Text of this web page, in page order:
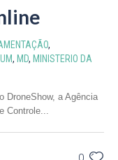
,
, MD, MINISTERIO DA
DroneShow, a Agência
Controle...